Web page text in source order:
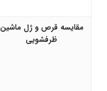
مقایسه قرص و ژل ماشین
ظرفشویی